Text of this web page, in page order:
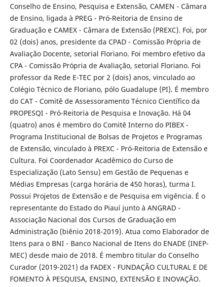
Conselho de Ensino, Pesquisa e Extensão, CAMEN - Câmara
de Ensino, ligada à PREG - Pró-Reitoria de Ensino de
Graduação e CAMEX - Câmara de Extensão (PREXC). Foi, por
02 (dois) anos, presidente da CPAD - Comissão Própria de
Avaliação Docente, setorial Floriano. Foi membro efetivo da
CPA - Comissão Própria de Avaliação, setorial Floriano. Foi
professor da Rede E-TEC por 2 (dois) anos, vinculado ao
Colégio Técnico de Floriano, pólo Guadalupe (PI). É membro
do CAT - Comitê de Assessoramento Técnico Científico da
PROPESQI - Pró-Reitoria de Pesquisa e Inovação. Há 04
(quatro) anos é membro do Comitê Interno do PIBEX -
Programa Institucional de Bolsas de Projetos e Programas
de Extensão, vinculado à PREXC - Pró-Reitoria de Extensão e
Cultura. Foi Coordenador Acadêmico do Curso de
Especialização (Lato Sensu) em Gestão de Pequenas e
Médias Empresas (carga horária de 450 horas), turma I.
Possui Projetos de Extensão e de Pesquisa em vigência. É o
representante do Estado do Piauí junto à ANGRAD -
Associação Nacional dos Cursos de Graduação em
Administração (biênio 2018-2019). Atua como Elaborador de
Itens para o BNI - Banco Nacional de Itens do ENADE (INEP-
MEC) desde maio de 2018. É membro titular do Conselho
Curador (2019-2021) da FADEX - FUNDAÇÃO CULTURAL E DE
FOMENTO À PESQUISA, ENSINO, EXTENSÃO E INOVAÇÃO.